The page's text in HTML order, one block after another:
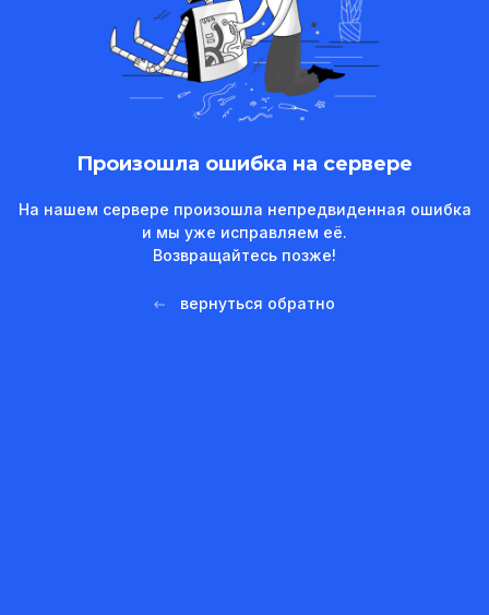
Произошла ошибка на сервере
На нашем сервере произошла непредвиденная ошибка
и мы уже исправляем её.
Возвращайтесь позже!
вернуться обратно